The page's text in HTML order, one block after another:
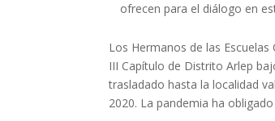
ofrecen para el diálogo en
Los Hermanos de las
III Capítulo de Distrito Arlep
trasladado hasta la localidad
2020. La pandemia ha